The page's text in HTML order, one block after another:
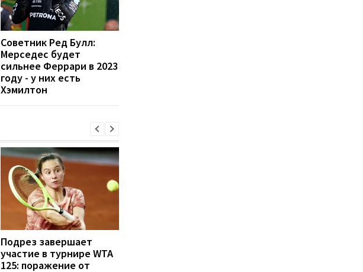
Советник Ред Булл:
Мерседес будет
сильнее Феррари в 2023
году - у них есть
Хэмилтон
Подрез завершает
участие в турнире WTA
125: поражение от